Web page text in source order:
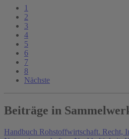
1
2
3
4
5
6
7
8
Nächste
Beiträge in
Handbuch Rohstoffwirtschaft. Recht,